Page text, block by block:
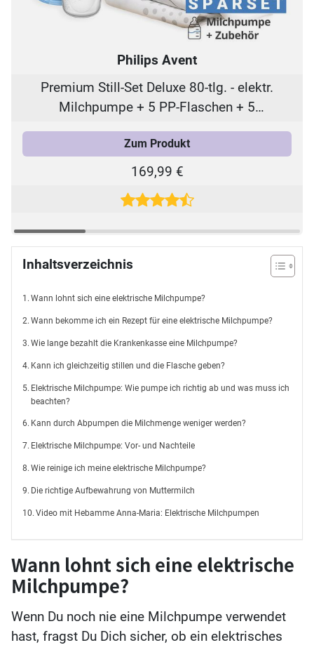
Philips Avent
Premium Still-Set Deluxe 80-tlg. - elektr.
Milchpumpe + 5 PP-Flaschen + 5
Stilleinlagen + 3 Mulltücher
Zum Produkt
169,99 €
Inhaltsverzeichnis
Wann lohnt sich eine elektrische Milchpumpe?
Wann bekomme ich ein Rezept für eine elektrische Milchpumpe?
Wie lange bezahlt die Krankenkasse eine Milchpumpe?
Kann ich gleichzeitig stillen und die Flasche geben?
Elektrische Milchpumpe: Wie pumpe ich richtig ab und was muss ich
beachten?
Kann durch Abpumpen die Milchmenge weniger werden?
Elektrische Milchpumpe: Vor- und Nachteile
Wie reinige ich meine elektrische Milchpumpe?
Die richtige Aufbewahrung von Muttermilch
Video mit Hebamme Anna-Maria: Elektrische Milchpumpen
Wann lohnt sich eine elektrische
Milchpumpe?
Wenn Du noch nie eine Milchpumpe verwendet
hast, fragst Du Dich sicher, ob ein elektrisches